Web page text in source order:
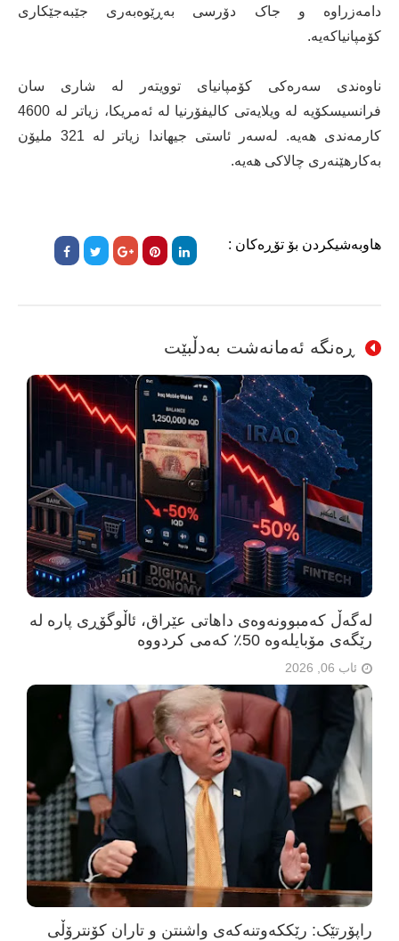
دامەزراوە و جاک دۆرسی بەڕێوەبەری جێبەجێکاری
کۆمپانیاکەیە.
ناوەندی سەرەکی کۆمپانیای توویتەر لە شاری سان
فرانسیسکۆیە لە ویلایەتی کالیفۆرنیا لە ئەمریکا، زیاتر لە 4600
کارمەندی هەیە. لەسەر ئاستی جیهاندا زیاتر لە 321 ملیۆن
بەکارهێنەری چالاکی هەیە.
هاوبەشیکردن بۆ تۆڕەکان :
ڕەنگە ئەمانەشت بەدڵبێت
لەگەڵ کەمبوونەوەی داهاتی عێراق، ئاڵوگۆڕی پارە لە
رێگەی مۆبایلەوە 50٪ کەمی کردووە
ئاب 06, 2026
راپۆرتێک: رێککەوتنەکەی واشنتن و تاران کۆنترۆڵی